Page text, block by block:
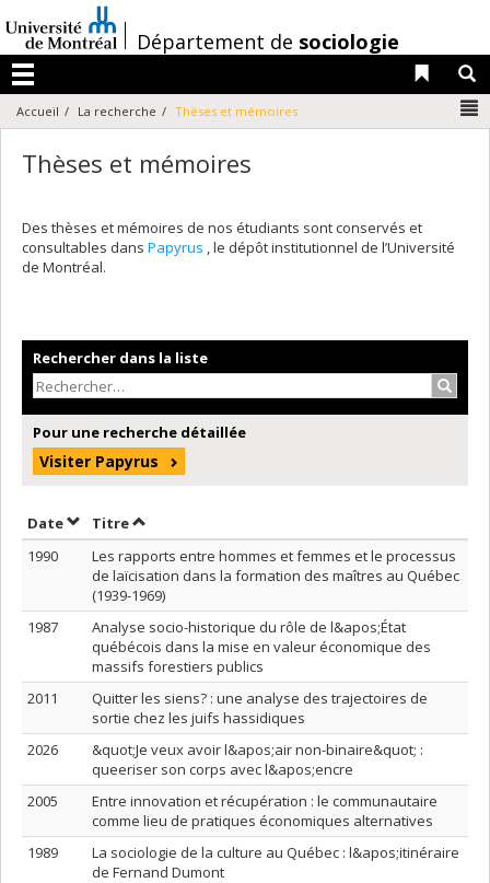
au
contenu
/Département de sociologie
Menu
Liens
Accueil La recherche Thèses et mémoires
Thèses et mémoires
Des thèses et mémoires de nos étudiants sont conservés et
consultables dans Papyrus , le dépôt institutionnel de l’Université
de Montréal.
Rechercher dans la liste
Pour une recherche détaillée
Visiter Papyrus
DateTrier par date en ordre décroissant
TitreTrier par titre en ordre décroissant
1990
Les rapports entre hommes et femmes et le processus
de laïcisation dans la formation des maîtres au Québec
(1939-1969)
1987
Analyse socio-historique du rôle de l&apos;État
québécois dans la mise en valeur économique des
massifs forestiers publics
2011
Quitter les siens? : une analyse des trajectoires de
sortie chez les juifs hassidiques
2026
&quot;Je veux avoir l&apos;air non-binaire&quot; :
queeriser son corps avec l&apos;encre
2005
Entre innovation et récupération : le communautaire
comme lieu de pratiques économiques alternatives
1989
La sociologie de la culture au Québec : l&apos;itinéraire
de Fernand Dumont